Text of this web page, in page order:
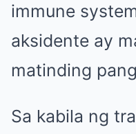
immune
aksidente ay
matinding
Sa kabila ng